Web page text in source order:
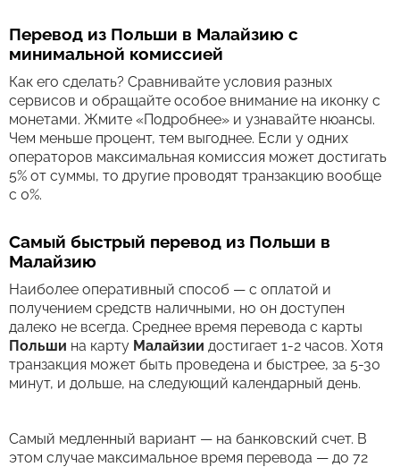
Перевод из Польши в Малайзию с
минимальной комиссией
Как его сделать? Сравнивайте условия разных
сервисов и обращайте особое внимание на иконку с
монетами. Жмите «Подробнее» и узнавайте нюансы.
Чем меньше процент, тем выгоднее. Если у одних
операторов максимальная комиссия может достигать
5% от суммы, то другие проводят транзакцию вообще
с 0%.
Самый быстрый перевод из Польши в
Малайзию
Наиболее оперативный способ — с оплатой и
получением средств наличными, но он доступен
далеко не всегда. Среднее время перевода c карты
Польши на карту Малайзии достигает 1-2 часов. Хотя
транзакция может быть проведена и быстрее, за 5-30
минут, и дольше, на следующий календарный день.
Самый медленный вариант — на банковский счет. В
этом случае максимальное время перевода — до 72